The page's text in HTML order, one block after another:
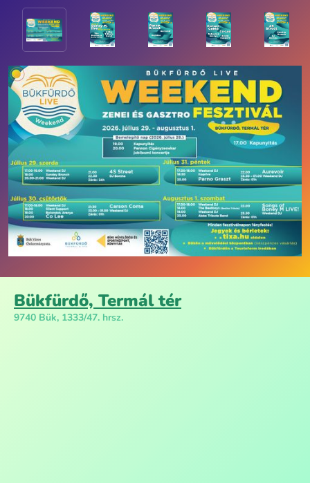
Bükfürdő, Termál tér
9740 Bük, 1333/47. hrsz.